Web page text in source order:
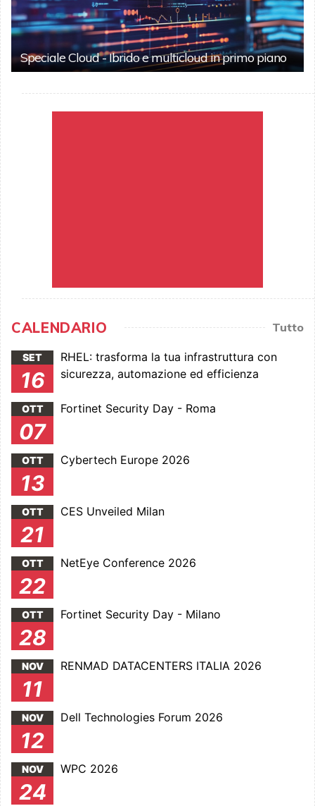
Speciale Cloud - Ibrido e multicloud in primo piano
CALENDARIO Tutto
SET
16
RHEL: trasforma la tua infrastruttura con
sicurezza, automazione ed efficienza
OTT
07
Fortinet Security Day - Roma
OTT
13
Cybertech Europe 2026
OTT
21
CES Unveiled Milan
OTT
22
NetEye Conference 2026
OTT
28
Fortinet Security Day - Milano
NOV
11
RENMAD DATACENTERS ITALIA 2026
NOV
12
Dell Technologies Forum 2026
NOV
24
WPC 2026